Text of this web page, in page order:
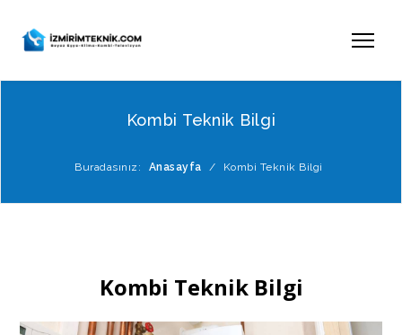
Kombi Teknik Bilgi
Buradasınız: Anasayfa / Kombi Teknik Bilgi
Kombi Teknik Bilgi